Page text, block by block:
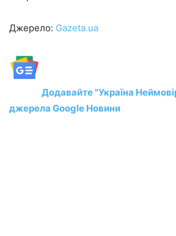
Джерело: Gazeta.ua
Додавайте "Україна
джерела Google Новини